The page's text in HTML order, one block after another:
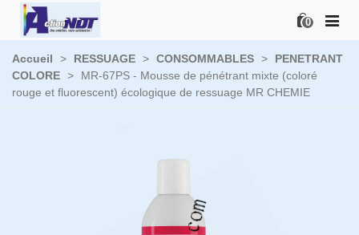
0
Accueil > RESSUAGE > CONSOMMABLES >
PENETRANT
COLORE >
MR-67PS - Mousse de pénétrant mixte (coloré
rouge et fluorescent) écologique de ressuage MR CHEMIE